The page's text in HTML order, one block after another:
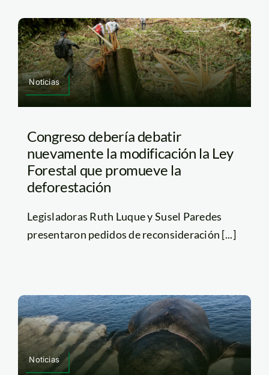
Noticias
Congreso debería debatir
nuevamente la modificación la Ley
Forestal que promueve la
deforestación
Legisladoras Ruth Luque y Susel Paredes
presentaron pedidos de reconsideración [...]
Noticias